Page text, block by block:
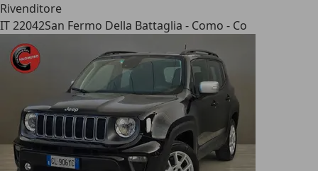
Rivenditore
IT 22042San Fermo Della Battaglia - Como - Co